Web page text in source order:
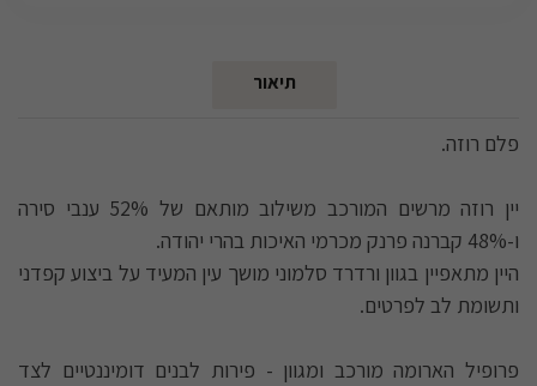
תיאור
פלם רוזה.
יין רוזה מרשים המורכב משילוב מותאם של 52% ענבי סירה
ו-48% קברנה פרנק מכרמי האיכות בהרי יהודה.
היין מתאפיין בגוון ורדרד סלמוני מושך עין המעיד על ביצוע קפדני
ותשומת לב לפרטים.
פרופיל הארומה מורכב ומגוון - פירות לבנים דומיננטיים לצד